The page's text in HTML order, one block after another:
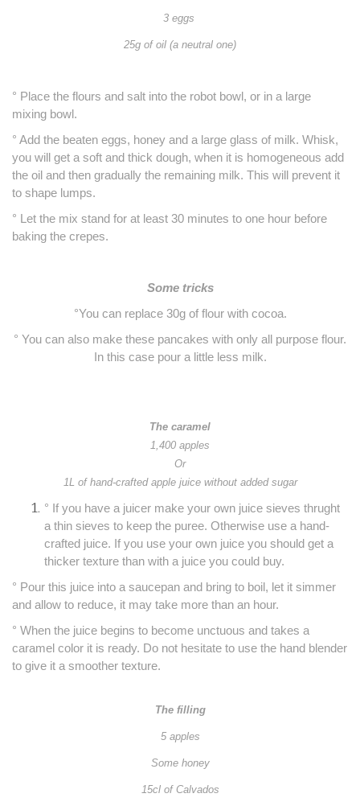
3 eggs
25g of oil (a neutral one)
° Place the flours and salt into the robot bowl, or in a large
mixing bowl.
° Add the beaten eggs, honey and a large glass of milk. Whisk,
you will get a soft and thick dough, when it is homogeneous add
the oil and then gradually the remaining milk. This will prevent it
to shape lumps.
° Let the mix stand for at least 30 minutes to one hour before
baking the crepes.
Some tricks
°You can replace 30g of flour with cocoa.
° You can also make these pancakes with only all purpose flour.
In this case pour a little less milk.
The caramel
1,400 apples
Or
1L of hand-crafted apple juice without added sugar
° If you have a juicer make your own juice sieves thrught
a thin sieves to keep the puree. Otherwise use a hand-
crafted juice. If you use your own juice you should get a
thicker texture than with a juice you could buy.
° Pour this juice into a saucepan and bring to boil, let it simmer
and allow to reduce, it may take more than an hour.
° When the juice begins to become unctuous and takes a
caramel color it is ready. Do not hesitate to use the hand blender
to give it a smoother texture.
The filling
5 apples
Some honey
15cl of Calvados